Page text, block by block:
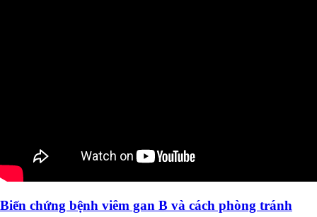
Biến chứng bệnh viêm gan B và cách phòng tránh